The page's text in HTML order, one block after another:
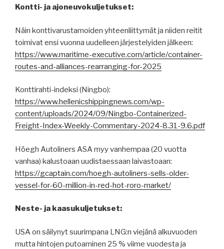
Kontti- ja ajoneuvokuljetukset:
Näin konttivarustamoiden yhteenliittymät ja niiden reitit
toimivat ensi vuonna uudelleen järjestelyiden jälkeen:
https://www.maritime-executive.com/article/container-
routes-and-alliances-rearranging-for-2025
Konttirahti-indeksi (Ningbo):
https://www.hellenicshippingnews.com/wp-
content/uploads/2024/09/Ningbo-Containerized-
Freight-Index-Weekly-Commentary-2024-8.31-9.6.pdf
Höegh Autoliners ASA myy vanhempaa (20 vuotta
vanhaa) kalustoaan uudistaessaan laivastoaan:
https://gcaptain.com/hoegh-autoliners-sells-older-
vessel-for-60-million-in-red-hot-roro-market/
Neste- ja kaasukuljetukset:
USA on säilynyt suurimpana LNG:n viejänä alkuvuoden
mutta hintojen putoaminen 25 % viime vuodesta ja